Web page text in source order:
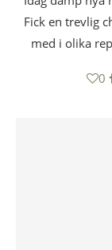
Fick en trevlig
med i olika
0